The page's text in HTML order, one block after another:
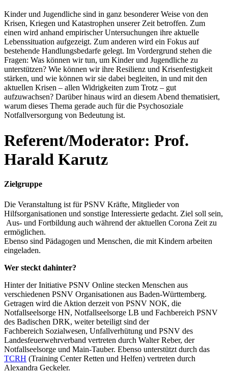
Kinder und Jugendliche sind in ganz besonderer Weise von den
Krisen, Kriegen und Katastrophen unserer Zeit betroffen. Zum
einen wird anhand empirischer Untersuchungen ihre aktuelle
Lebenssituation aufgezeigt. Zum anderen wird ein Fokus auf
bestehende Handlungsbedarfe gelegt. Im Vordergrund stehen die
Fragen: Was können wir tun, um Kinder und Jugendliche zu
unterstützen? Wie können wir ihre Resilienz und Krisenfestigkeit
stärken, und wie können wir sie dabei begleiten, in und mit den
aktuellen Krisen – allen Widrigkeiten zum Trotz – gut
aufzuwachsen? Darüber hinaus wird an diesem Abend thematisiert,
warum dieses Thema gerade auch für die Psychosoziale
Notfallversorgung von Bedeutung ist.
Referent/Moderator: Prof.
Harald Karutz
Zielgruppe
Die Veranstaltung ist für PSNV Kräfte, Mitglieder von
Hilfsorganisationen und sonstige Interessierte gedacht. Ziel soll sein,
Aus- und Fortbildung auch während der aktuellen Corona Zeit zu
ermöglichen.
Ebenso sind Pädagogen und Menschen, die mit Kindern arbeiten
eingeladen.
Wer steckt dahinter?
Hinter der Initiative PSNV Online stecken Menschen aus
verschiedenen PSNV Organisationen aus Baden-Württemberg.
Getragen wird die Aktion derzeit von PSNV NOK, die
Notfallseelsorge HN, Notfallseelsorge LB und Fachbereich PSNV
des Badischen DRK, weiter beteiligt sind der
Fachbereich Sozialwesen, Unfallverhütung und PSNV des
Landesfeuerwehrverband vertreten durch Walter Reber, der
Notfallseelsorge und Main-Tauber. Ebenso unterstützt durch das
TCRH (Training Center Retten und Helfen) vertreten durch
Alexandra Geckeler.